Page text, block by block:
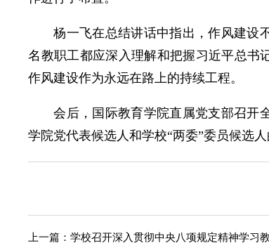
杨一飞在总结讲话中指出，作风建设
名教职工都应深入理解和把握习近平总书
作风建设作为永远在路上的持续工程。
会后，国际教育学院直属党支部召开
学院党代表候选人和学校“两委”委员候选人
上一篇：学校召开深入贯彻中央八项规定精神学习